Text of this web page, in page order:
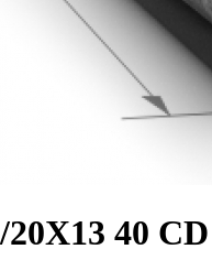
40 CD